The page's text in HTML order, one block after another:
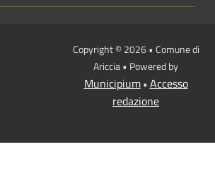
Copyright © 2026 • Comune di
Ariccia • Powered by
Municipium• Accesso
redazione